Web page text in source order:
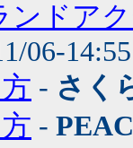
ンドア
06-
- さく
-